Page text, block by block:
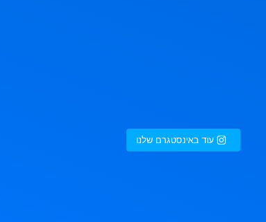
עוד באינסטגרם שלנו